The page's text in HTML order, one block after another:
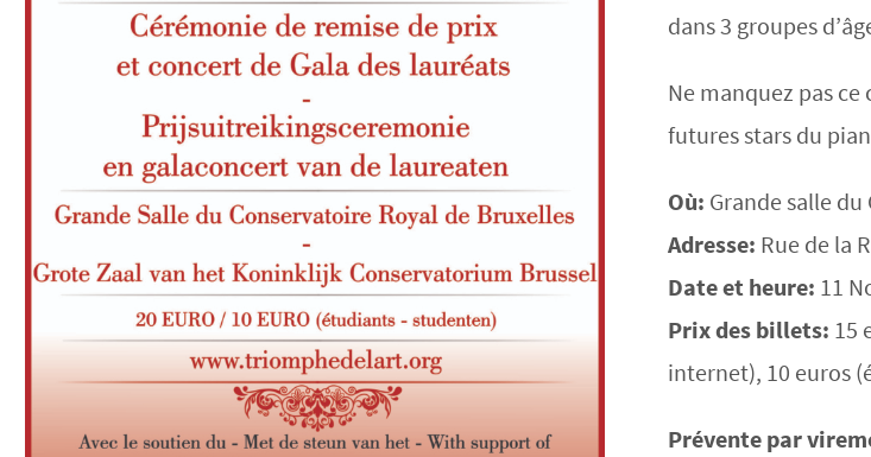
dans 3 groupes
Ne manquez pas
futures stars du
Où: Grande salle
Adresse: Rue de la
Date et heure: 11
Prix des billets: 15
internet), 10 euros
Prévente par